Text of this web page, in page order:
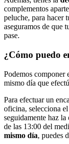
complementos
peluche, para hacer
aseguramos de que
pase.
¿Cómo puedo
Podemos componer
mismo día que
Para efectuar un
oficina, selecciona
seguidamente haz
de las 13:00 del
mismo día, puedes